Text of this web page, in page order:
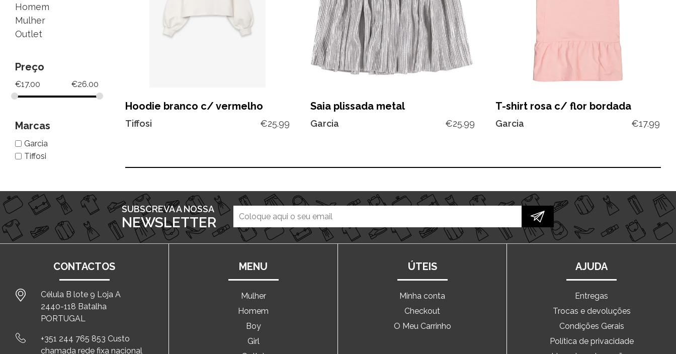
Homem
Mulher
Outlet
Preço
€17.00 €26.00
Marcas
Garcia
Tiffosi
Hoodie branco c/ vermelho
Tiffosi €25.99
Saia plissada metal
Garcia €25.99
T-shirt rosa c/ flor bordada
Garcia €17.99
SUBSCREVA A NOSSA
NEWSLETTER
CONTACTOS
Célula B lote 9 Loja A
2440-118 Batalha
PORTUGAL
+351 244 765 853 Custo
chamada rede fixa nacional
MENU
Mulher
Homem
Boy
Girl
ÚTEIS
Minha conta
Checkout
O Meu Carrinho
AJUDA
Entregas
Trocas e devoluções
Condições Gerais
Política de privacidade